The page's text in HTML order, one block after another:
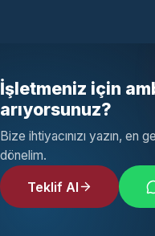
İşletmeniz için
arıyorsunuz?
Bize ihtiyacınızı yazın,
dönelim.
Teklif Al